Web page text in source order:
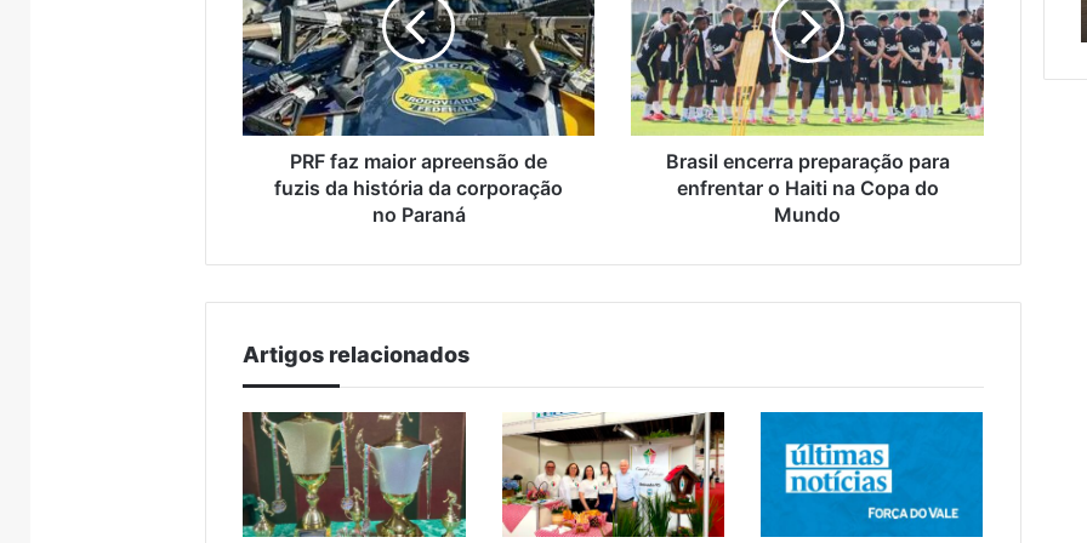
apreensão
de
fuzis
da
história
da
corporaçãoPRF faz maior apreensão de
fuzis da história da corporação
no Paraná
para
enfrentar
o
Haiti
na
Copa
Mundo
Brasil encerra preparação para
enfrentar o Haiti na Copa do
Mundo
Artigos relacionados
apresentação
Devoção
Gabiroba
Morro da Gabiroba
de
Roca
Sales
Sales